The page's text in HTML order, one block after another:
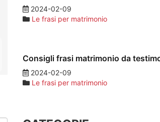
2024-02-09
Le frasi per matrimonio
Consigli frasi matrimonio da
2024-02-09
Le frasi per matrimonio